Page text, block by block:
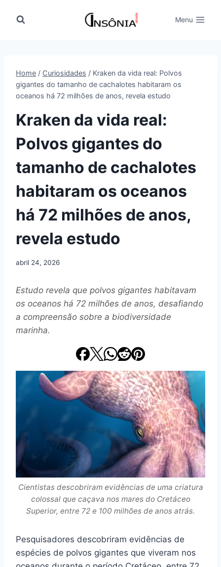
para
Menu
Home / Curiosidades / Kraken da vida real: Polvos
gigantes do tamanho de cachalotes habitaram os
oceanos há 72 milhões de anos, revela estudo
Kraken da vida real:
Polvos gigantes do
tamanho de cachalotes
habitaram os oceanos
há 72 milhões de anos,
revela estudo
abril 24, 2026
Estudo revela que polvos gigantes habitavam
os oceanos há 72 milhões de anos, desafiando
a compreensão sobre a biodiversidade
marinha.
Cientistas descobriram evidências de uma criatura
colossal que caçava nos mares do Cretáceo
Superior, entre 72 e 100 milhões de anos atrás.
Pesquisadores descobriram evidências de
espécies de polvos gigantes que viveram nos